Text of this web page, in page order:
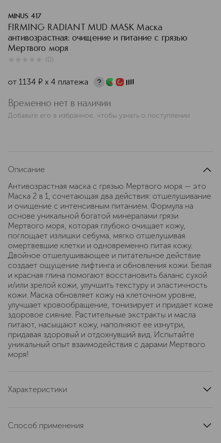
MINUS 417
FIRMING RADIANT MUD MASK Маска
антивозрастная: очищение и питание с грязью
Мертвого моря
(0)
от 1134 ¤ х 4 платежа
Временно нет в наличии
Добавьте его в избранное, чтобы узнать о поступлении
Описание
Антивозрастная маска с грязью Мертвого моря — это
Маска 2 в 1, сочетающая два действия: отшелушивание
и очищение с интенсивным питанием. Формула на
основе уникальной богатой минералами грязи
Мертвого моря, которая глубоко очищает кожу,
поглощает излишки себума, мягко отшелушивая
омертвевшие клетки и одновременно питая кожу.
Двойное отшелушивающее и питательное действие
создает ощущение лифтинга и обновления кожи. Белая
и красная глина помогают восстановить баланс сухой
и/или зрелой кожи, улучшить текстуру и эластичность
кожи. Маска обновляет кожу на клеточном уровне,
улучшает кровообращение, тонизирует и придает коже
здоровое сияние. Растительные экстракты и масла
питают, насыщают кожу, наполняют ее изнутри,
придавая здоровый и отдохнувший вид. Испытайте
уникальный опыт взаимодействия с дарами Мертвого
моря!
Характеристики
Способ применения